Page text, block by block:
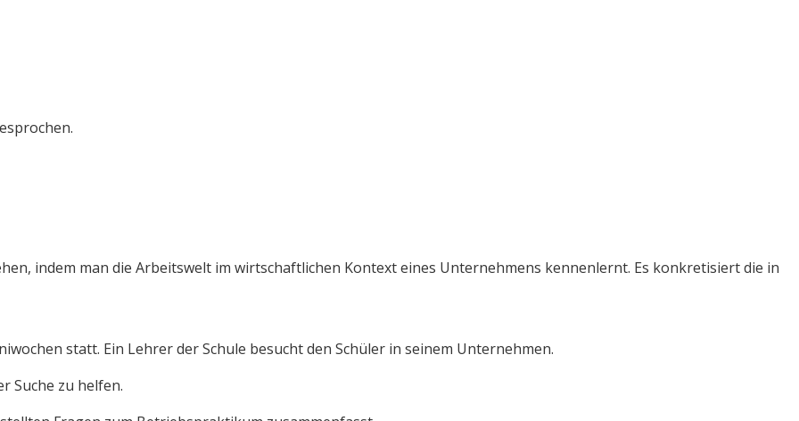
indem man die Arbeitswelt im wirtschaftlichen Kontext eines Unternehmens kennenlernt. Es konkretisiert die in
statt. Ein Lehrer der Schule besucht den Schüler in seinem Unternehmen.
Suche zu helfen.